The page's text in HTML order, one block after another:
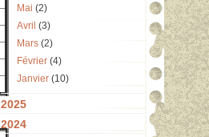
Mai (2)
Avril (3)
Mars (2)
Février (4)
Janvier (10)
2025
2024